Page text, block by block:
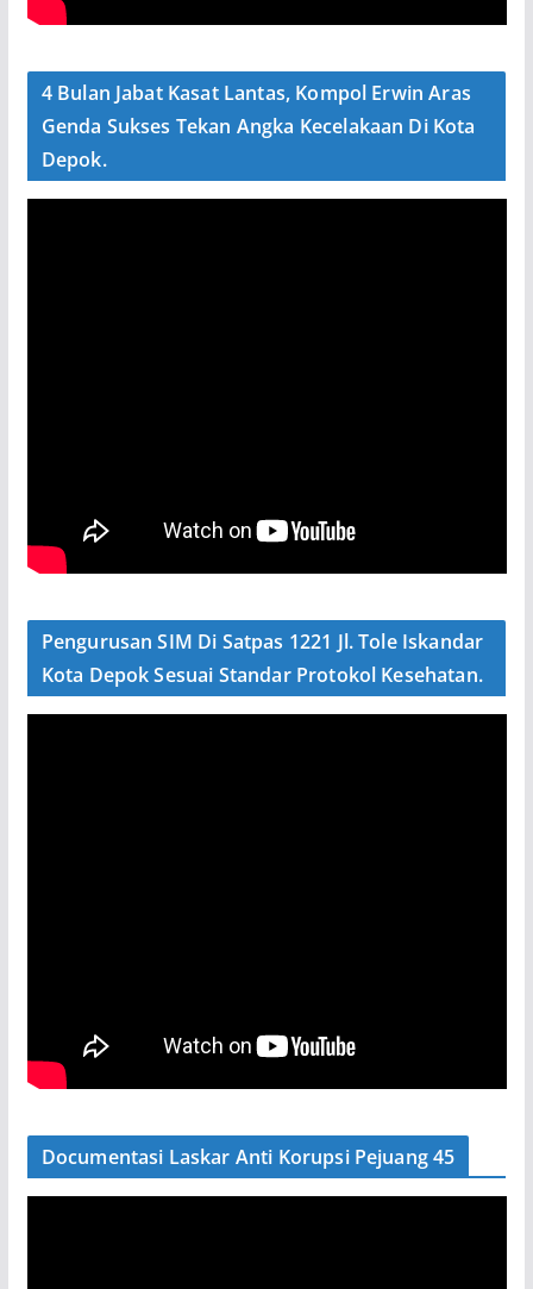
4 Bulan Jabat Kasat Lantas, Kompol Erwin Aras
Genda Sukses Tekan Angka Kecelakaan Di Kota
Depok.
Pengurusan SIM Di Satpas 1221 Jl. Tole Iskandar
Kota Depok Sesuai Standar Protokol Kesehatan.
Documentasi Laskar Anti Korupsi Pejuang 45